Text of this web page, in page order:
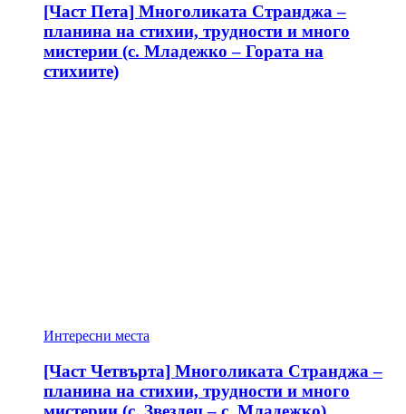
[Част Пета] Многоликата Странджа –
планина на стихии, трудности и много
мистерии (с. Младежко – Гората на
стихиите)
Интересни места
[Част Четвърта] Многоликата Странджа –
планина на стихии, трудности и много